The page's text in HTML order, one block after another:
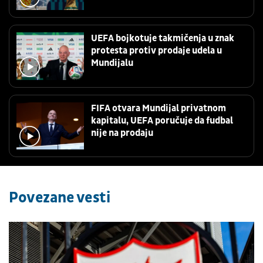
UEFA bojkotuje takmičenja u znak
protesta protiv prodaje udela u
Mundijalu
FIFA otvara Mundijal privatnom
kapitalu, UEFA poručuje da fudbal
nije na prodaju
Povezane vesti